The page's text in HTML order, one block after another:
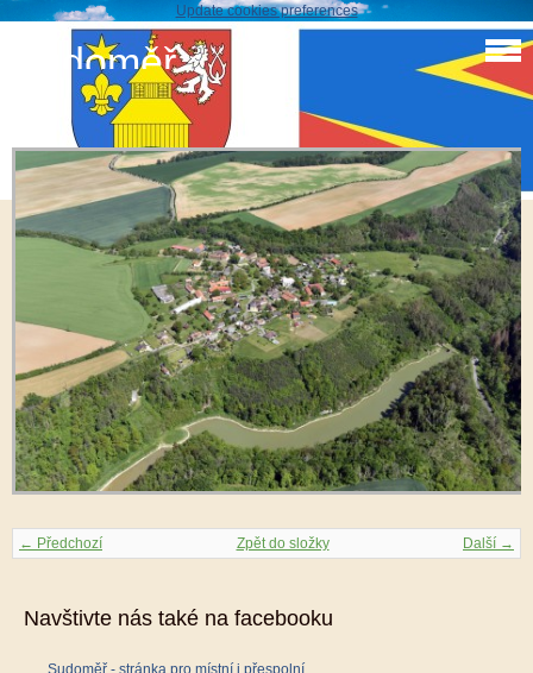
Update cookies preferences
Sudoměř
Sudoměř 2
← Předchozí Další →
Zpět do složky
Navštivte nás také na facebooku
Sudoměř - stránka pro místní i přespolní